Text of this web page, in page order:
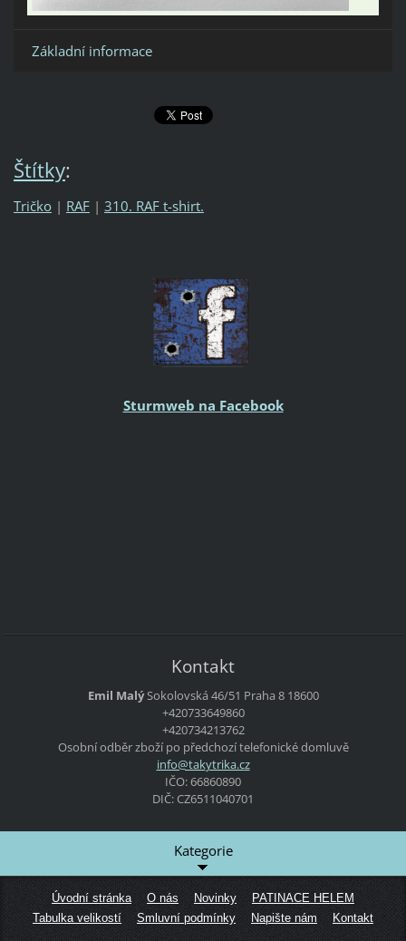
Základní informace
Štítky:
Tričko | RAF | 310. RAF t-shirt.
Sturmweb na Facebook
Kontakt
Emil MalýSokolovská 46/51 Praha 818600
+420733649860
+420734213762
Osobní odběr zboží po předchozí telefonické domluvě
info@takytrika.cz
IČO: 66860890
DIČ: CZ6511040701
Kategorie
Úvodní stránka O nás Novinky
PATINACE HELEM
Tabulka velikostí
Smluvní podmínky Napište nám Kontakt